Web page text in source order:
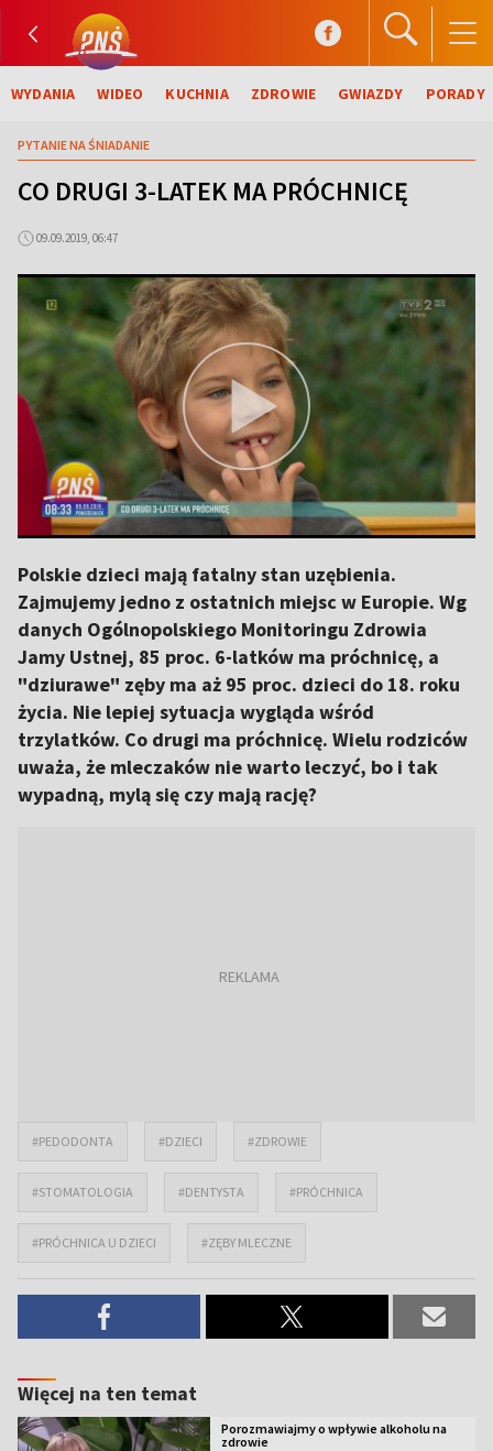
WYDANIA WIDEO KUCHNIA ZDROWIE GWIAZDY PORADY
PYTANIE NA ŚNIADANIE
CO DRUGI 3-LATEK MA PRÓCHNICĘ
09.09.2019, 06:47
Polskie dzieci mają fatalny stan uzębienia.
Zajmujemy jedno z ostatnich miejsc w Europie. Wg
danych Ogólnopolskiego Monitoringu Zdrowia
Jamy Ustnej, 85 proc. 6-latków ma próchnicę, a
"dziurawe" zęby ma aż 95 proc. dzieci do 18. roku
życia. Nie lepiej sytuacja wygląda wśród
trzylatków. Co drugi ma próchnicę. Wielu rodziców
uważa, że mleczaków nie warto leczyć, bo i tak
wypadną, mylą się czy mają rację?
#PEDODONTA #DZIECI #ZDROWIE
#STOMATOLOGIA #DENTYSTA #PRÓCHNICA
#PRÓCHNICA U DZIECI #ZĘBY MLECZNE
Więcej na ten temat
Porozmawiajmy o wpływie alkoholu na
zdrowie